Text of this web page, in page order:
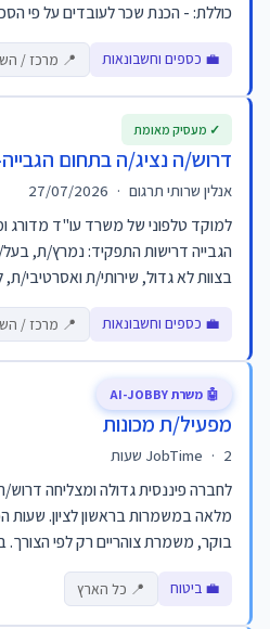
כוללת: - הכנת שכר לעובדים על פי
💼 כספים וחשבונאות 📍 מרכז /
דרוש/ה נציג/ה בתחום
אנלין שרותי תרגום ·
למוקד טלפוני של משרד עו"ד מדורג
הגבייה דרישות התפקיד: נמרץ/ת,
בצוות לא גדול, שירותי/ת ואסרטיבי/
💼 כספים וחשבונאות 📍 מרכז /
✓ מעסיק מאומת
מפעיל/ת מכונות
JobTime · 2 שעות
לחברה פיננסית גדולה ומצליחה
בוקר, משמרת צוהריים רק לפי
💼 ביטוח 📍 כל הארץ
🤖 משרת AI-JOBBY